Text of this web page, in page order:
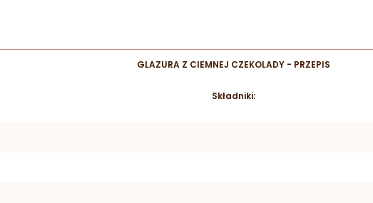
GLAZURA Z CIEMNEJ CZEKOLADY - PRZEPIS
Składniki: